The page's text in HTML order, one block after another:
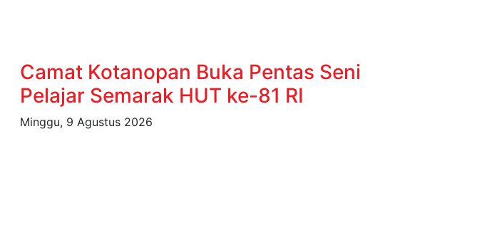
Camat Kotanopan Buka Pentas Seni
Pelajar Semarak HUT ke-81 RI
Minggu, 9 Agustus 2026